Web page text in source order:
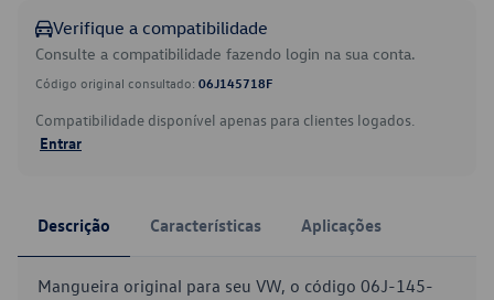
Verifique a compatibilidade
Consulte a compatibilidade fazendo login na sua conta.
Código original consultado: 06J145718F
Compatibilidade disponível apenas para clientes logados.
Entrar
Descrição Características Aplicações
Mangueira original para seu VW, o código 06J-145-